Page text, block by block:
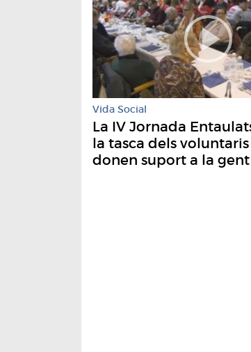
Vida Social
La IV Jornada
la tasca dels
donen suport a la